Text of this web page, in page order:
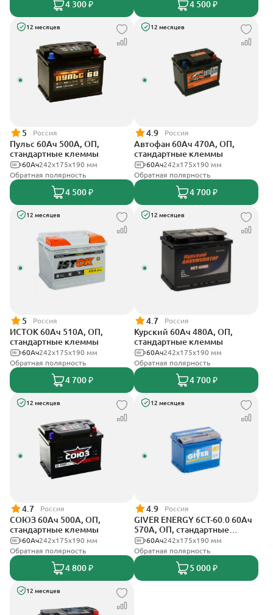
4 300 ₽ 4 500 ₽
12 месяцев
5 Россия
Пульс 60Ач 500А, ОП,
стандартные клеммы
242x175x190 мм
60Ач
Обратная полярность
4 500 ₽
12 месяцев
4.9 Россия
Автофан 60Ач 470А, ОП,
стандартные клеммы
242х175х190 мм
60Ач
Обратная полярность
4 700 ₽
12 месяцев
5 Россия
ИСТОК 60Ач 510А, ОП,
стандартные клеммы
242x175x190 мм
60Ач
Обратная полярность
4 700 ₽
12 месяцев
4.7 Россия
Курский 60Ач 480А, ОП,
стандартные клеммы
242x175x190 мм
60Ач
Обратная полярность
4 700 ₽
12 месяцев
4.7 Россия
СОЮЗ 60Ач 500А, ОП,
стандартные клеммы
242x175x190 мм
60Ач
Обратная полярность
4 800 ₽
12 месяцев
4.9 Россия
GIVER ENERGY 6СТ-60.0 60Ач
570А, ОП, стандартные
клеммы242х175х190 мм
60Ач
Обратная полярность
5 000 ₽
12 месяцев